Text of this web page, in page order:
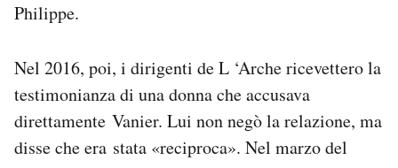
Philippe.
Nel 2016, poi, i dirigenti de L ‘Arche ricevettero la
testimonianza di una donna che accusava
direttamente Vanier. Lui non negò la relazione, ma
disse che era stata «reciproca». Nel marzo del